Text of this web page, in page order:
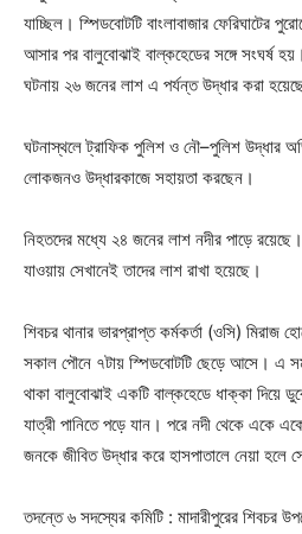
যাচ্ছিল। স্পিডবোটটি বাংলাবাজার ফেরিঘাটের
আসার পর বালুবোঝাই বাল্কহেডের সঙ্গে সংঘর্ষ
ঘটনায় ২৬ জনের লাশ এ পর্যন্ত উদ্ধার করা
ঘটনাস্থলে ট্রাফিক পুলিশ ও নৌ–পুলিশ উদ্ধার
লোকজনও উদ্ধারকাজে সহায়তা করছেন।
নিহতদের মধ্যে ২৪ জনের লাশ নদীর পাড়ে
যাওয়ায় সেখানেই তাদের লাশ রাখা হয়েছে।
শিবচর থানার ভারপ্রাপ্ত কর্মকর্তা (ওসি) মিরাজ
সকাল পৌনে ৭টায় স্পিডবোটটি ছেড়ে আসে। এ
থাকা বালুবোঝাই একটি বাল্কহেডে ধাক্কা দিয়ে
যাত্রী পানিতে পড়ে যান। পরে নদী থেকে একে
জনকে জীবিত উদ্ধার করে হাসপাতালে নেয়া
তদন্তে ৬ সদস্যের কমিটি : মাদারীপুরের শিবচর